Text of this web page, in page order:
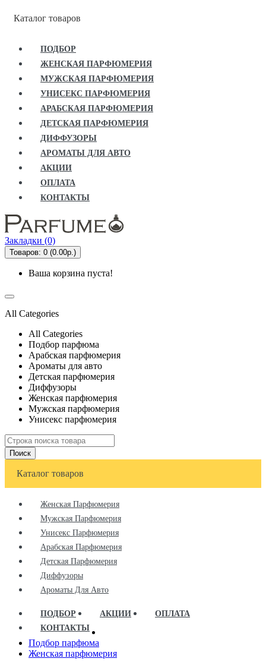
Каталог товаров
ПОДБОР
ЖЕНСКАЯ ПАРФЮМЕРИЯ
МУЖСКАЯ ПАРФЮМЕРИЯ
УНИСЕКС ПАРФЮМЕРИЯ
АРАБСКАЯ ПАРФЮМЕРИЯ
ДЕТСКАЯ ПАРФЮМЕРИЯ
ДИФФУЗОРЫ
АРОМАТЫ ДЛЯ АВТО
АКЦИИ
ОПЛАТА
КОНТАКТЫ
Закладки (0)
Товаров: 0 (0.00р.)
Ваша корзина пуста!
All Categories
All Categories
Подбор парфюма
Арабская парфюмерия
Ароматы для авто
Детская парфюмерия
Диффузоры
Женская парфюмерия
Мужская парфюмерия
Унисекс парфюмерия
Поиск
Каталог товаров
Женская Парфюмерия
Мужская Парфюмерия
Унисекс Парфюмерия
Арабская Парфюмерия
Детская Парфюмерия
Диффузоры
Ароматы Для Авто
ПОДБОР АКЦИИ
ОПЛАТА
КОНТАКТЫ
Подбор парфюма
Женская парфюмерия